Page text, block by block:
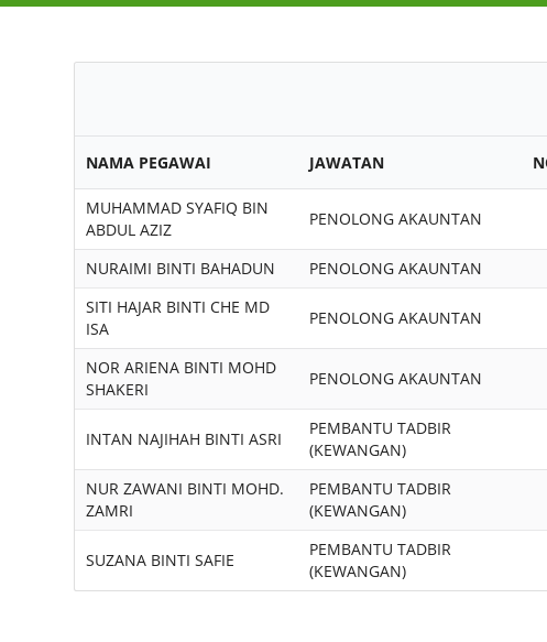
NAMA PEGAWAI JAWATAN
MUHAMMAD SYAFIQ BIN
ABDUL AZIZ
PENOLONG AKAUNTAN
NURAIMI BINTI BAHADUN
PENOLONG AKAUNTAN
SITI HAJAR BINTI CHE MD
ISA
PENOLONG AKAUNTAN
NOR ARIENA BINTI MOHD
SHAKERI
PENOLONG AKAUNTAN
INTAN NAJIHAH BINTI ASRI
PEMBANTU TADBIR
(KEWANGAN)
NUR ZAWANI BINTI MOHD.
ZAMRI
PEMBANTU TADBIR
(KEWANGAN)
SUZANA BINTI SAFIE
PEMBANTU TADBIR
(KEWANGAN)